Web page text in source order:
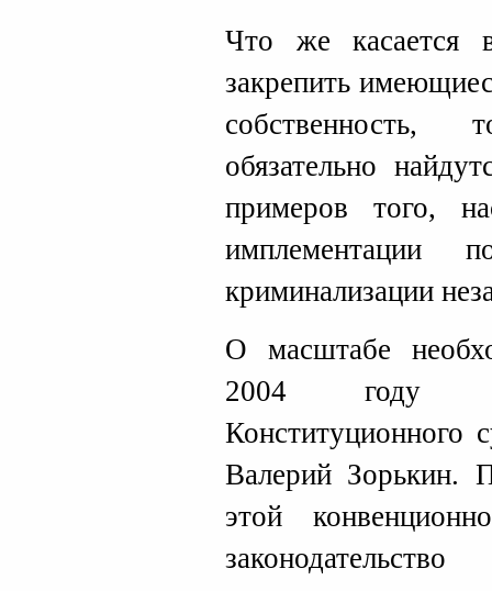
Что же касается
закрепить
обязательно
примеров того,
имплементации
криминализации
О масштабе
2004 году
Конституционного
Валерий Зорькин.
этой